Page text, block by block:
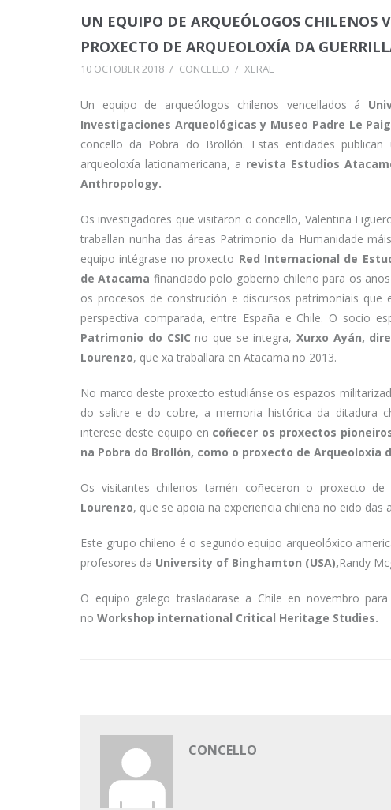
UN EQUIPO DE ARQUEÓLOGOS CHILENOS
PROXECTO DE ARQUEOLOXÍA DA
10 OCTOBER 2018 / CONCELLO / XERAL
Un equipo de arqueólogos chilenos vencellados á
Investigaciones Arqueológicas y Museo Padre Le
concello da Pobra do Brollón. Estas entidades
arqueoloxía lationamericana, a revista Estudios
Anthropology.
Os investigadores que visitaron o concello, Valentina
traballan nunha das áreas Patrimonio da Humanidade
equipo intégrase no proxecto Red Internacional de
de Atacama financiado polo goberno chileno para os
os procesos de construción e discursos patrimoniais
perspectiva comparada, entre España e Chile. O socio
Patrimonio do CSIC no que se integra, Xurxo Ayán,
Lourenzo, que xa traballara en Atacama no 2013.
No marco deste proxecto estudiánse os espazos
do salitre e do cobre, a memoria histórica da ditadura
interese deste equipo en coñecer os proxectos
na Pobra do Brollón, como o proxecto de Arqueoloxía
Os visitantes chilenos tamén coñeceron o proxecto
Lourenzo, que se apoia na experiencia chilena no eido das
Este grupo chileno é o segundo equipo arqueolóxico
profesores da University of Binghamton (USA),Randy
O equipo galego trasladarase a Chile en novembro
no Workshop international Critical Heritage Studies.
CONCELLO